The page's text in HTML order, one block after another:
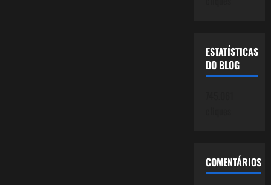
ESTATÍSTICAS
DO BLOG
COMENTÁRIOS